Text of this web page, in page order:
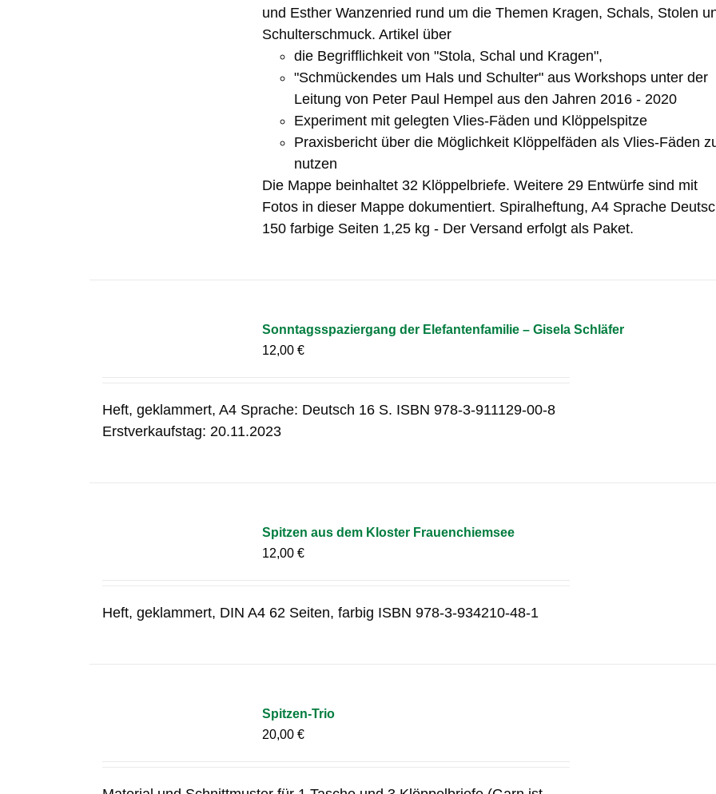
und Esther Wanzenried rund um die Themen Kragen, Schals, Stolen
Schulterschmuck. Artikel über
die Begrifflichkeit von "Stola, Schal und Kragen",
"Schmückendes um Hals und Schulter" aus Workshops unter der
Leitung von Peter Paul Hempel aus den Jahren 2016 - 2020
Experiment mit gelegten Vlies-Fäden und Klöppelspitze
Praxisbericht über die Möglichkeit Klöppelfäden als Vlies-Fäden
nutzen
Die Mappe beinhaltet 32 Klöppelbriefe. Weitere 29 Entwürfe sind mit
Fotos in dieser Mappe dokumentiert. Spiralheftung, A4 Sprache
150 farbige Seiten 1,25 kg - Der Versand erfolgt als Paket.
Sonntagsspaziergang der Elefantenfamilie – Gisela Schläfer
12,00€
Heft, geklammert, A4 Sprache: Deutsch 16 S. ISBN 978-3-911129-00-8
Erstverkaufstag: 20.11.2023
Spitzen aus dem Kloster Frauenchiemsee
12,00€
Heft, geklammert, DIN A4 62 Seiten, farbig ISBN 978-3-934210-48-1
Spitzen-Trio
20,00€